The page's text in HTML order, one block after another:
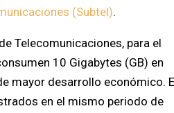
(Subtel).
Telecomunicaciones, para el
10 Gigabytes (GB) en
mayor desarrollo económico.
en el mismo periodo de